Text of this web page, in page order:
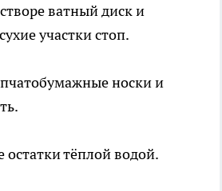
ватный диск и
участки стоп.
носки и
остатки тёплой водой.